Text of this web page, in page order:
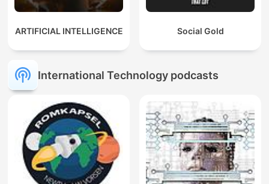
ARTIFICIAL INTELLIGENCE Social Gold
International Technology podcasts